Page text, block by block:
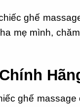
ghế
mẹ mình,
ghế